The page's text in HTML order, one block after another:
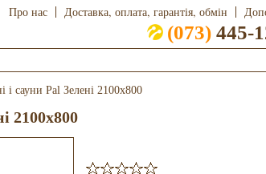
Про нас Доставка, оплата, гарантія, обмін
(073) 445-
і сауни Pal Зелені 2100x800
2100x800